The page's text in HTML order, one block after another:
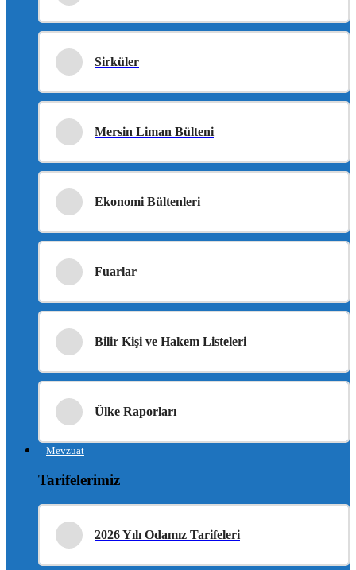
Sirküler
Mersin Liman Bülteni
Ekonomi Bültenleri
Fuarlar
Bilir Kişi ve Hakem Listeleri
Ülke Raporları
Mevzuat
Tarifelerimiz
2026 Yılı Odamız Tarifeleri